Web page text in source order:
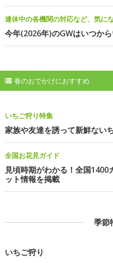
連休中の各機関の対応など、気に
今年(2026年)のGWはいつか
春のおでかけにおすすめ
いちご狩り特集
家族や友達を誘って新鮮ない
全国お花見ガイド
見頃時期がわかる！全国
ット情報を掲載
季節
いちご狩り